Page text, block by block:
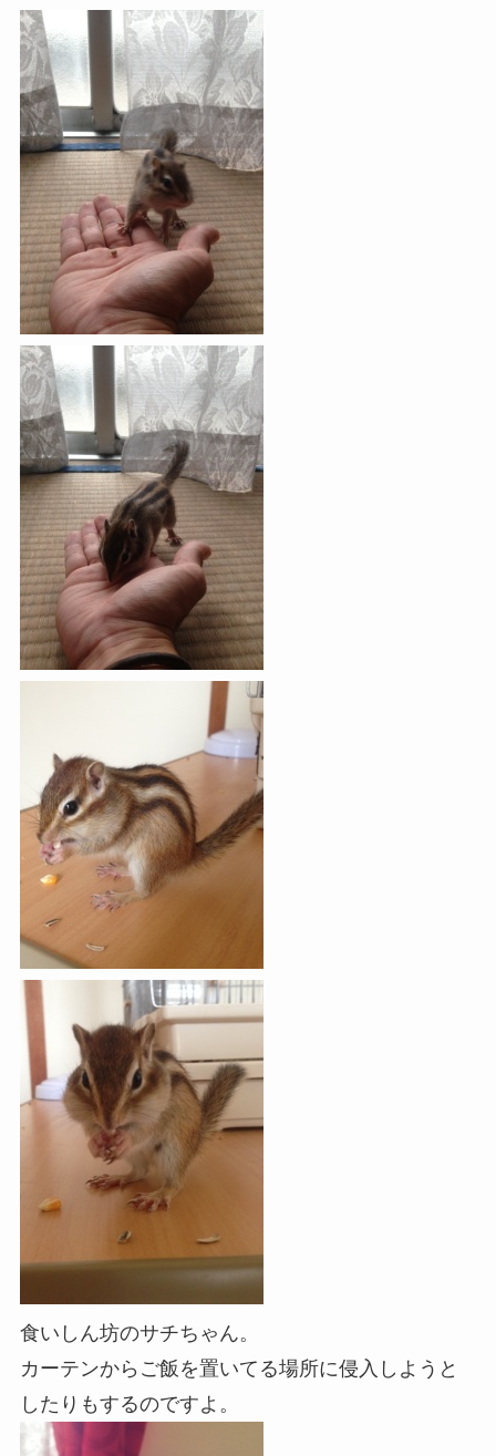
食いしん坊のサチちゃん。
カーテンからご飯を置いてる場所に侵入しようと
したりもするのですよ。